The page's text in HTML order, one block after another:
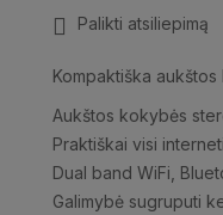
Palikti atsiliepimą
Kompaktiška
Aukštos kokybės
Praktiškai visi
Dual band WiFi,
Galimybė sugruputi